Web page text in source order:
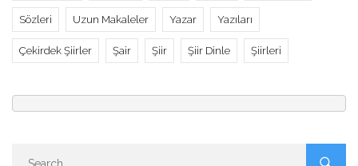
Sözleri Uzun Makaleler Yazar Yazıları
Çekirdek Şiirler Şair Şiir Şiir Dinle Şiirleri